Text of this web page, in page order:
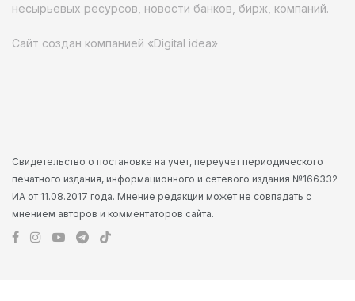
несырьевых ресурсов, новости банков, бирж, компаний.
Сайт создан компанией «Digital idea»
Свидетельство о постановке на учет, переучет периодического
печатного издания, информационного и сетевого издания №166332-
ИА от 11.08.2017 года. Мнение редакции может не совпадать с
мнением авторов и комментаторов сайта.